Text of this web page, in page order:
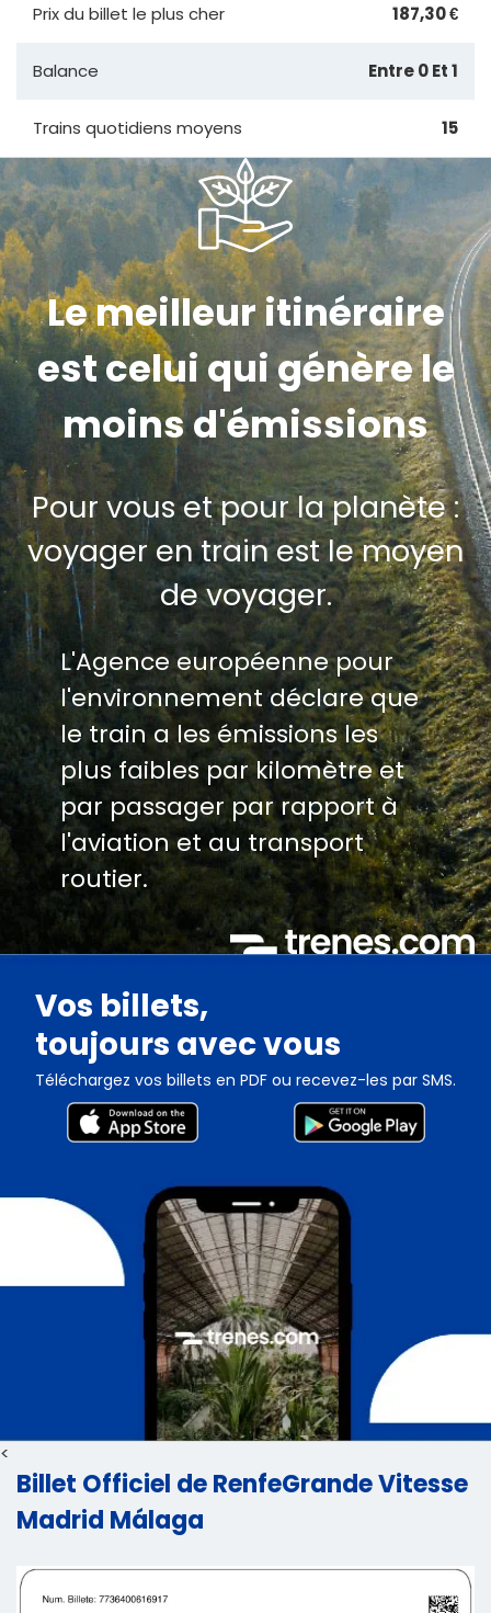
Prix du billet le plus cher 187,30 €
Balance Entre 0 Et 1
Trains quotidiens moyens 15
Le meilleur itinéraire
est celui qui génère le
moins d'émissions
Pour vous et pour la planète :
voyager en train est le moyen
de voyager.
L'Agence européenne pour
l'environnement déclare que
le train a les émissions les
plus faibles par kilomètre et
par passager par rapport à
l'aviation et au transport
routier.
Vos billets,
toujours avec vous
Téléchargez vos billets en PDF ou recevez-les par SMS.
<
Billet Officiel de RenfeGrande Vitesse
Madrid Málaga